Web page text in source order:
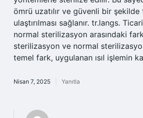
ömrü uzatılır ve güvenli bir
ulaştırılması sağlanır. tr.langs.
normal sterilizasyon arasındaki
sterilizasyon ve normal
temel fark, uygulanan ısıl işlemin
Nisan 7, 2025 Yanıtla